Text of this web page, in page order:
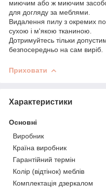
миючим або ж миючим
для догляду за меблями.
Видалення пилу з окремих
сухою і м'якою тканиною.
Дотримуйтесь тільки
безпосередньо на сам виріб.
Приховати
Характеристики
Основні
Виробник
Країна виробник
Гарантійний термін
Колір (відтінок) меблів
Комплектація дзеркалом